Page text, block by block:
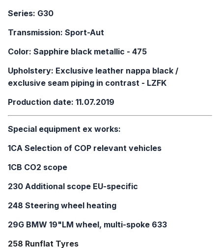
Series: G30
Transmission: Sport-Aut
Color: Sapphire black metallic - 475
Upholstery: Exclusive leather nappa black /
exclusive seam piping in contrast - LZFK
Production date: 11.07.2019
Special equipment ex works:
1CA Selection of COP relevant vehicles
1CB CO2 scope
230 Additional scope EU-specific
248 Steering wheel heating
29G BMW 19"LM wheel, multi-spoke 633
258 Runflat Tyres